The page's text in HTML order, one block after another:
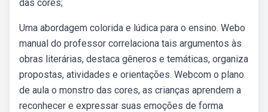
das cores;
Uma abordagem colorida e lúdica para o ensino. Webo
manual do professor correlaciona tais argumentos às
obras literárias, destaca gêneros e temáticas, organiza
propostas, atividades e orientações. Webcom o plano
de aula o monstro das cores, as crianças aprendem a
reconhecer e expressar suas emoções de forma